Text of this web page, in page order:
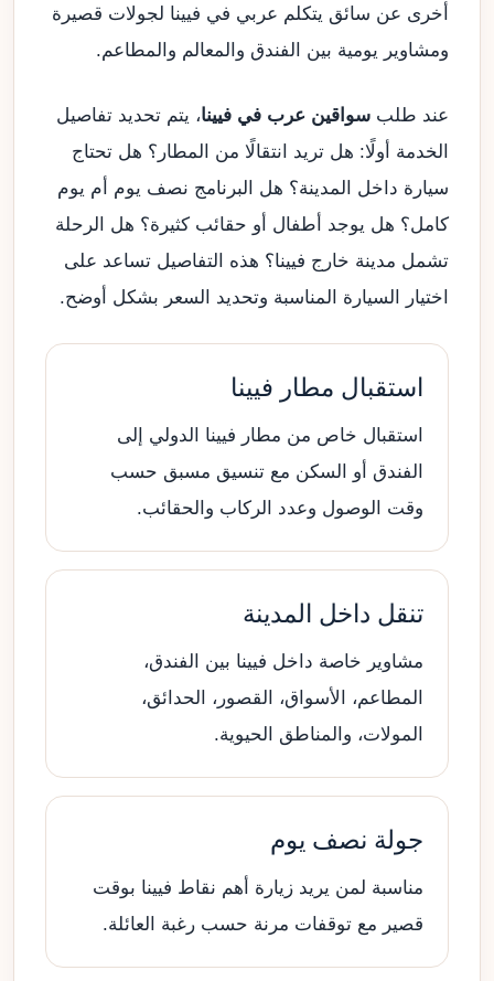
أخرى عن سائق يتكلم عربي في فيينا لجولات قصيرة
ومشاوير يومية بين الفندق والمعالم والمطاعم.
عند طلب سواقين عرب في فيينا، يتم تحديد تفاصيل
الخدمة أولًا: هل تريد انتقالًا من المطار؟ هل تحتاج
سيارة داخل المدينة؟ هل البرنامج نصف يوم أم يوم
كامل؟ هل يوجد أطفال أو حقائب كثيرة؟ هل الرحلة
تشمل مدينة خارج فيينا؟ هذه التفاصيل تساعد على
اختيار السيارة المناسبة وتحديد السعر بشكل أوضح.
استقبال مطار فيينا
استقبال خاص من مطار فيينا الدولي إلى
الفندق أو السكن مع تنسيق مسبق حسب
وقت الوصول وعدد الركاب والحقائب.
تنقل داخل المدينة
مشاوير خاصة داخل فيينا بين الفندق،
المطاعم، الأسواق، القصور، الحدائق،
المولات، والمناطق الحيوية.
جولة نصف يوم
مناسبة لمن يريد زيارة أهم نقاط فيينا بوقت
قصير مع توقفات مرنة حسب رغبة العائلة.